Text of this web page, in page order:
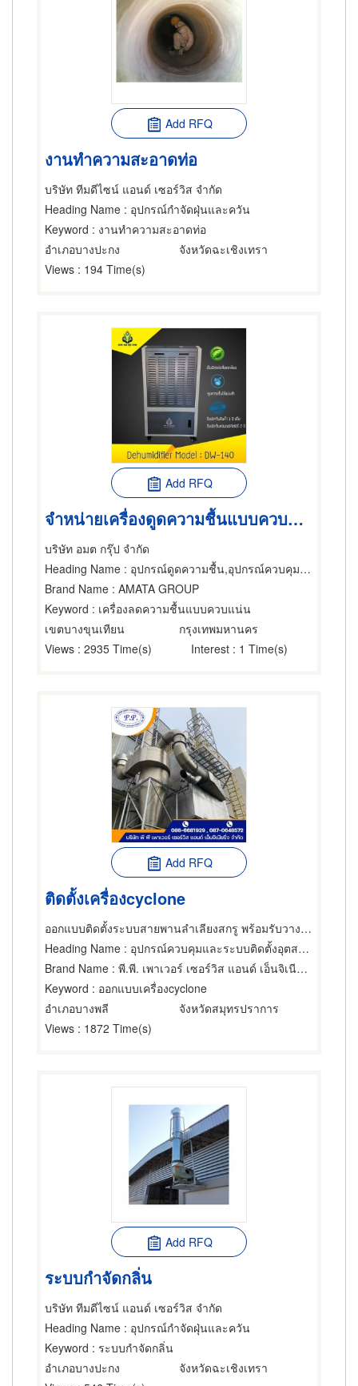
Add RFQ
งานทำความสะอาดท่อ
บริษัท ทีมดีไซน์ แอนด์ เซอร์วิส จำกัด
Heading Name : อุปกรณ์กำจัดฝุ่นและควัน
Keyword : งานทำความสะอาดท่อ
อำเภอบางปะกง
จังหวัดฉะเชิงเทรา
Views : 194 Time(s)
Add RFQ
จำหน่ายเครื่องดูดความชื้นแบบควบแน่น
บริษัท อมต กรุ๊ป จำกัด
Heading Name : อุปกรณ์ดูดความชื้น,อุปกรณ์ควบคุมและระบบติดตั้งอุตสาหกรรม,อุปกรณ์กำจัดฝุ่นและควัน
Brand Name : AMATA GROUP
Keyword : เครื่องลดความชื้นแบบควบแน่น
เขตบางขุนเทียน
กรุงเทพมหานคร
Views : 2935 Time(s) Interest : 1 Time(s)
Add RFQ
ติดตั้งเครื่องcyclone
ออกแบบติดตั้งระบบสายพานลำเลียงสกรู พร้อมรับวางระบบดูดฝุ่นโรงงาน
Heading Name : อุปกรณ์ควบคุมและระบบติดตั้งอุตสาหกรรม,เครื่องกรองอากาศและแก๊ส,อุปกรณ์กำจัดฝุ่นและควัน
Brand Name : พี.พี. เพาเวอร์ เซอร์วิส แอนด์ เอ็นจิเนียริ่ง
Keyword : ออกแบบเครื่องcyclone
อำเภอบางพลี
จังหวัดสมุทรปราการ
Views : 1872 Time(s)
Add RFQ
ระบบกำจัดกลิ่น
บริษัท ทีมดีไซน์ แอนด์ เซอร์วิส จำกัด
Heading Name : อุปกรณ์กำจัดฝุ่นและควัน
Keyword : ระบบกำจัดกลิ่น
อำเภอบางปะกง
จังหวัดฉะเชิงเทรา